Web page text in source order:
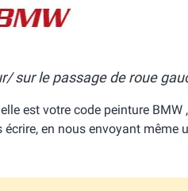
sur le passage de roue
est votre code peinture BMW
écrire, en nous envoyant même